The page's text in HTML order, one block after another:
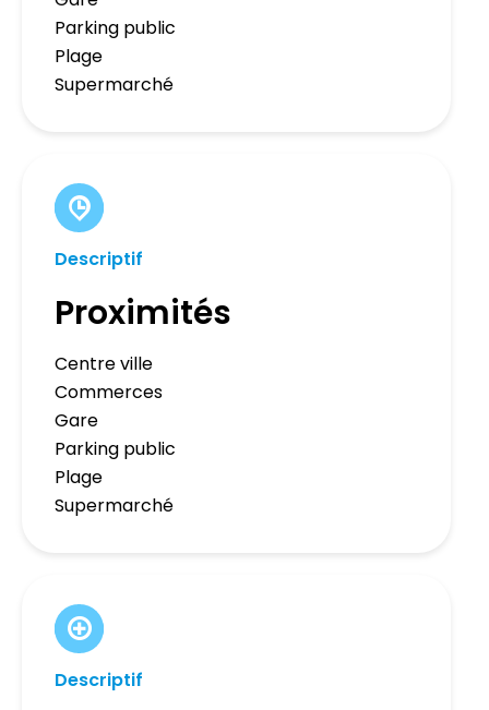
Parking public
Plage
Supermarché
Descriptif
Proximités
Centre ville
Commerces
Gare
Parking public
Plage
Supermarché
Descriptif